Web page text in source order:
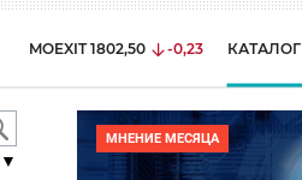
MOEXIT 1802,50 -0,23 КАТАЛОГ
МНЕНИЕ МЕСЯЦА